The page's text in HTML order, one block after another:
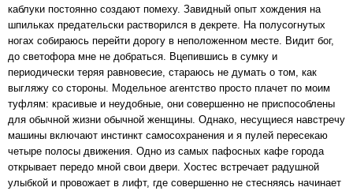
каблуки постоянно создают помеху. Завидный опыт хождения на
шпильках предательски растворился в декрете. На полусогнутых
ногах собираюсь перейти дорогу в неположенном месте. Видит бог,
до светофора мне не добраться. Вцепившись в сумку и
периодически теряя равновесие, стараюсь не думать о том, как
выгляжу со стороны. Модельное агентство просто плачет по моим
туфлям: красивые и неудобные, они совершенно не приспособлены
для обычной жизни обычной женщины. Однако, несущиеся навстречу
машины включают инстинкт самосохранения и я пулей пересекаю
четыре полосы движения. Одно из самых пафосных кафе города
открывает передо мной свои двери. Хостес встречает радушной
улыбкой и провожает в лифт, где совершенно не стесняясь начинает